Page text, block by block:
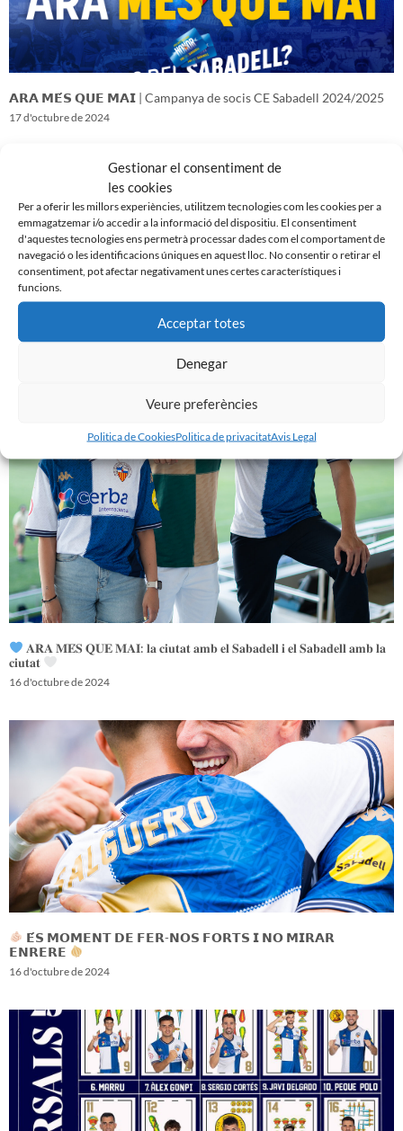
Gestionar el consentiment de
les cookies
Per a oferir les millors experiències, utilitzem tecnologies com les cookies per a
emmagatzemar i/o accedir a la informació del dispositiu. El consentiment
d'aquestes tecnologies ens permetrà processar dades com el comportament de
navegació o les identificacions úniques en aquest lloc. No consentir o retirar el
consentiment, pot afectar negativament unes certes característiques i
funcions.
Acceptar totes
Denegar
Veure preferències
Politica de CookiesPolitica de privacitatAvis Legal
𝗔𝗥𝗔 𝗠𝗘́𝗦 𝗤𝗨𝗘 𝗠𝗔𝗜 | Campanya de socis CE Sabadell 2024/2025
17 d'octubre de 2024
𝑽𝒆𝒏𝒊𝒎 𝒅’𝒖𝒏𝒂 𝒈𝒓𝒂𝒏 𝒃𝒂𝒕𝒂𝒍𝒍𝒂…𝒊 𝒂𝒏𝒆𝒎 𝒂 𝒑𝒆𝒓 𝒍𝒂 𝒔𝒆𝒈𝒖̈𝒆𝒏𝒕
𝐀𝐑𝐀 𝐌𝐄́𝐒 𝐐𝐔𝐄 𝐌𝐀𝐈: 𝐥𝐚 𝐜𝐢𝐮𝐭𝐚𝐭 𝐚𝐦𝐛 𝐞𝐥 𝐒𝐚𝐛𝐚𝐝𝐞𝐥𝐥 𝐢 𝐞𝐥 𝐒𝐚𝐛𝐚𝐝𝐞𝐥𝐥 𝐚𝐦𝐛 𝐥𝐚
𝐜𝐢𝐮𝐭𝐚𝐭
16 d'octubre de 2024
𝗘́𝗦 𝗠𝗢𝗠𝗘𝗡𝗧 𝗗𝗘 𝗙𝗘𝗥-𝗡𝗢𝗦 𝗙𝗢𝗥𝗧𝗦 𝗜 𝗡𝗢 𝗠𝗜𝗥𝗔𝗥
𝗘𝗡𝗥𝗘𝗥𝗘
16 d'octubre de 2024